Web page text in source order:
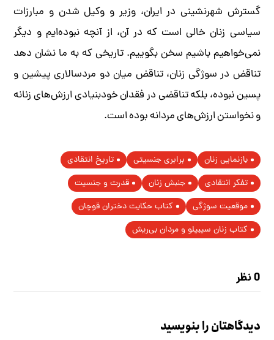
گسترش شهرنشینی در ایران، وزیر و وکیل شدن و مبارزات
سیاسی زنان خالی است که در آن، از آنچه نبوده‌ایم و دیگر
نمی‌خواهیم باشیم سخن بگوییم. تاریخی که به ما نشان دهد
تناقض در سوژگی زنان، تناقض میان دو مردسالاری پیشین و
پسین نبوده، بلکه تناقضی در فقدان خودبنیادی ارزش‌های زنانه
و نخواستن ارزش‌های مردانه بوده است.
بازنمایی زنان برابری جنسیتی
تاریخ انتقادی
تفکر انتقادی
جنبش زنان
قدرت و جنسیت
موقعیت سوژگی‌
کتاب حکایت دختران قوچان
کتاب زنان سیبیلو و مردان بی‌ریش
0 نظر
دیدگاهتان را بنویسید